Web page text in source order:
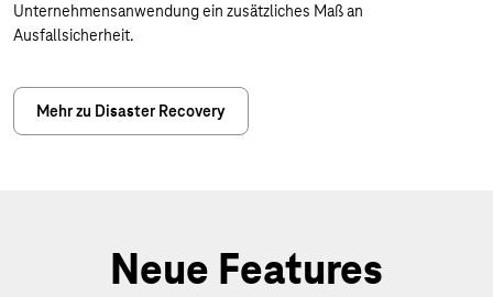
Unternehmensanwendung ein zusätzliches Maß an
Ausfallsicherheit.
Mehr zu Disaster Recovery
Neue Features